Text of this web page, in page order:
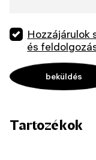
Hozzájárulok
és
Tartozékok